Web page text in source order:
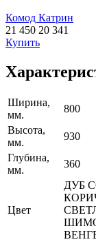
Комод Катрин
21 450 20 341
Купить
Ширина,
мм.
800
Высота,
мм.
930
Глубина,
мм.
360
Цвет
ДУБ